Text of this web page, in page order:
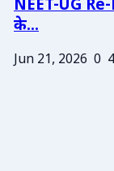
NEET-UG
के...
Jun 21, 2026 0